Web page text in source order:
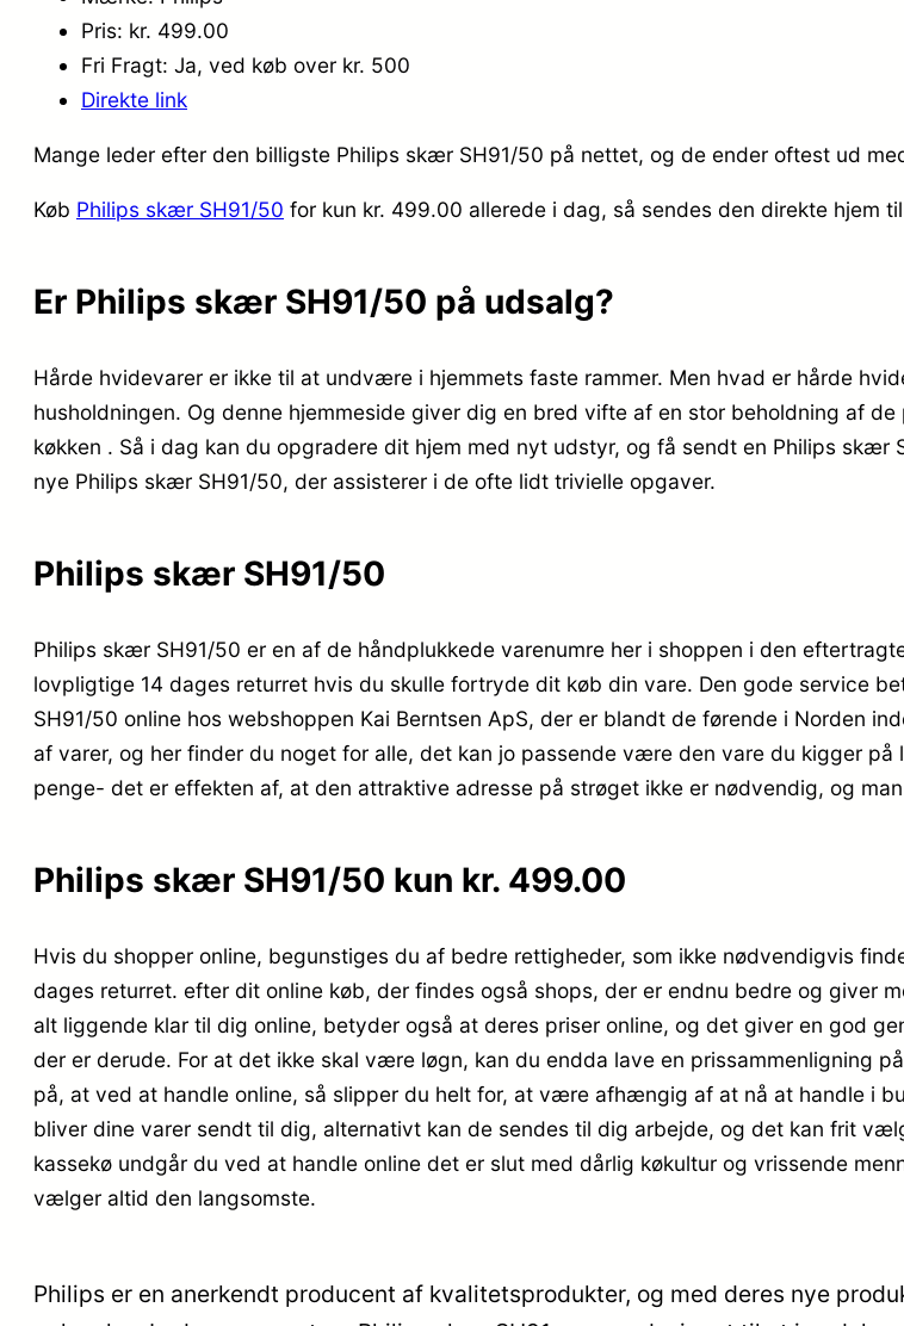
Pris: kr. 499.00
Fri Fragt: Ja, ved køb over kr. 500
Direkte link
Mange leder efter den billigste Philips skær SH91/50 på nettet, og de ender oftest ud
Køb Philips skær SH91/50 for kun kr. 499.00 allerede i dag, så sendes den direkte hjem
Er Philips skær SH91/50 på udsalg?
Hårde hvidevarer er ikke til at undvære i hjemmets faste rammer. Men hvad er hårde
husholdningen. Og denne hjemmeside giver dig en bred vifte af en stor beholdning af
køkken . Så i dag kan du opgradere dit hjem med nyt udstyr, og få sendt en Philips
nye Philips skær SH91/50, der assisterer i de ofte lidt trivielle opgaver.
Philips skær SH91/50
Philips skær SH91/50 er en af de håndplukkede varenumre her i shoppen i den
lovpligtige 14 dages returret hvis du skulle fortryde dit køb din vare. Den gode service
SH91/50 online hos webshoppen Kai Berntsen ApS, der er blandt de førende i Norden
af varer, og her finder du noget for alle, det kan jo passende være den vare du kigger på
penge- det er effekten af, at den attraktive adresse på strøget ikke er nødvendig, og
Philips skær SH91/50 kun kr. 499.00
Hvis du shopper online, begunstiges du af bedre rettigheder, som ikke nødvendigvis
dages returret. efter dit online køb, der findes også shops, der er endnu bedre og giver
alt liggende klar til dig online, betyder også at deres priser online, og det giver en god
der er derude. For at det ikke skal være løgn, kan du endda lave en prissammenligning
på, at ved at handle online, så slipper du helt for, at være afhængig af at nå at handle i
bliver dine varer sendt til dig, alternativt kan de sendes til dig arbejde, og det kan frit
kassekø undgår du ved at handle online det er slut med dårlig køkultur og vrissende
vælger altid den langsomste.
Philips er en anerkendt producent af kvalitetsprodukter, og med deres nye